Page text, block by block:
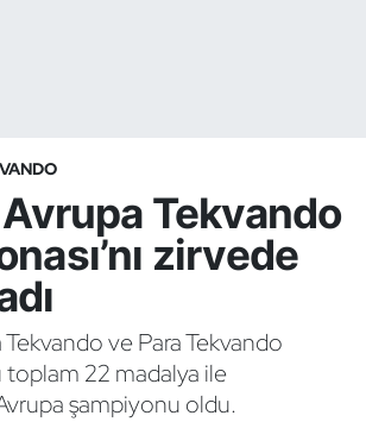
Tekvando
zirvede
ve Para Tekvando
toplam 22 madalya ile
şampiyonu oldu.